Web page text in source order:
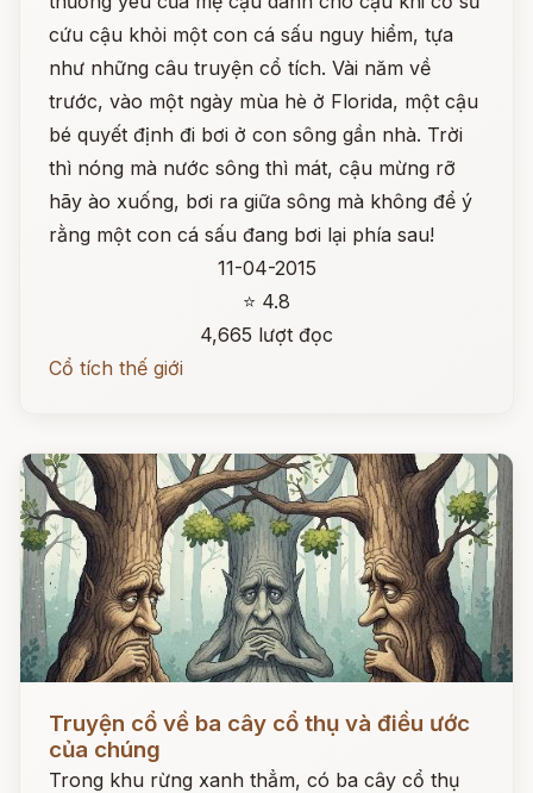
cứu cậu khỏi một con cá sấu nguy hiểm, tựa
như những câu truyện cổ tích. Vài năm về
trước, vào một ngày mùa hè ở Florida, một cậu
bé quyết định đi bơi ở con sông gần nhà. Trời
thì nóng mà nước sông thì mát, cậu mừng rỡ
hãy ào xuống, bơi ra giữa sông mà không để ý
rằng một con cá sấu đang bơi lại phía sau!
11-04-2015
⭐ 4.8
4,665 lượt đọc
Cổ tích thế giới
Truyện cổ về ba cây cổ thụ và điều ước
của chúng
Trong khu rừng xanh thẳm, có ba cây cổ thụ